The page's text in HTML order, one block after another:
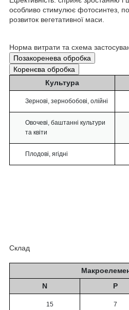
особливо стимулює фотосинтез,
розвиток вегетативної маси.
Норма витрати та схема
Позакоренева обробка
Коренєва обробка
Культура
Зернові, зернобобові, олійні
Овочеві, баштанні культури
та квіти
Плодові, ягідні
Склад
N
P
15 7